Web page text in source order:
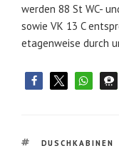
werden 88 St WC-
sowie VK 13 C
etagenweise durch
TAGS
DUSCHKABINEN